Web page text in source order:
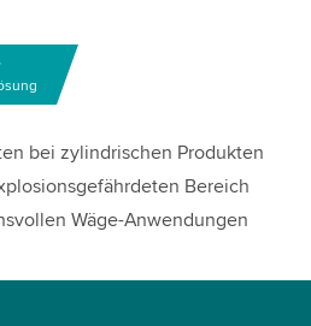
bei zylindrischen Produkten
Bereich
Wäge-Anwendungen